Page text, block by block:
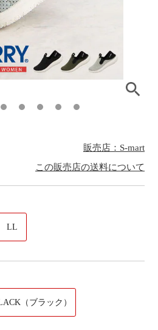
販売店：S-mart
この販売店の送料について
LL
（ブラック）